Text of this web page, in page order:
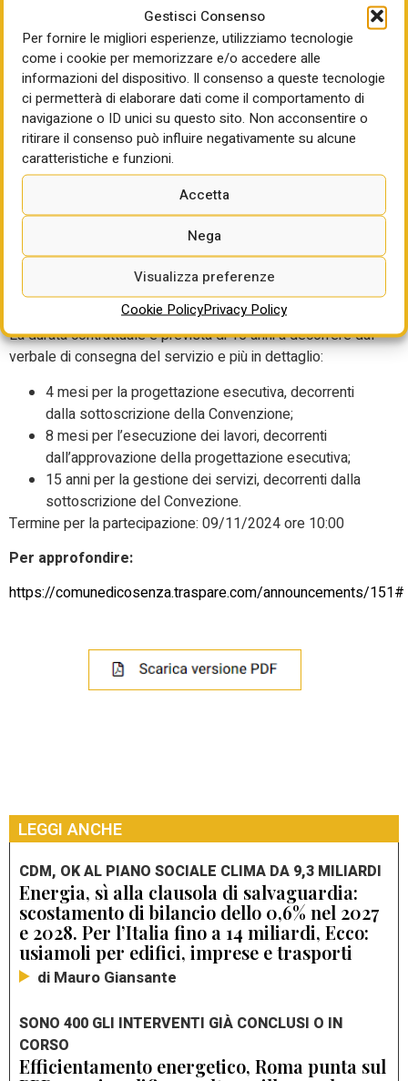
Gestisci Consenso
Per fornire le migliori esperienze, utilizziamo tecnologie
come i cookie per memorizzare e/o accedere alle
informazioni del dispositivo. Il consenso a queste tecnologie
ci permetterà di elaborare dati come il comportamento di
navigazione o ID unici su questo sito. Non acconsentire o
ritirare il consenso può influire negativamente su alcune
caratteristiche e funzioni.
Accetta
Nega
Visualizza preferenze
Cookie PolicyPrivacy Policy
lavori di manutenzione straordinaria extra-canone e
dei servizi e lavori complementari; percentuale di
proventi a favore del Comune derivanti
dall’ottenimento degli incentivi statali ottenibili dagli
interventi di efficientamento (Conto Termico e TEE);
85 punti per la componente tecnicain relazione ai
seguenti elementi: 50 punti per interventi migliorativi
per la riqualificazione impiantistica e ristrutturazione
edile degli edifici/strutture oggetto di
efficientamento; 16 punti per la proposta gestionale
e organizzativa degli interventi programmati di
reperibilità e pronto intervento; 15 punti per la
proposta manutentiva; 4 punti per certificazioni
aziendali (sistemi di gestione ambientale,
dell’energia e parità di genere).
La durata contrattuale è prevista di 15 anni a decorrere dal
verbale di consegna del servizio e più in dettaglio:
4 mesi per la progettazione esecutiva, decorrenti
dalla sottoscrizione della Convenzione;
8 mesi per l’esecuzione dei lavori, decorrenti
dall’approvazione della progettazione esecutiva;
15 anni per la gestione dei servizi, decorrenti dalla
sottoscrizione del Convezione.
Termine per la partecipazione: 09/11/2024 ore 10:00
Per approfondire:
https://comunedicosenza.traspare.com/announcements/151#
LEGGI ANCHE
CDM, OK AL PIANO SOCIALE CLIMA DA 9,3 MILIARDI
Energia, sì alla clausola di salvaguardia:
scostamento di bilancio dello 0,6% nel 2027
e 2028. Per l’Italia fino a 14 miliardi, Ecco:
usiamoli per edifici, imprese e trasporti
di Mauro Giansante
SONO 400 GLI INTERVENTI GIÀ CONCLUSI O IN
CORSO
Efficientamento energetico, Roma punta sul